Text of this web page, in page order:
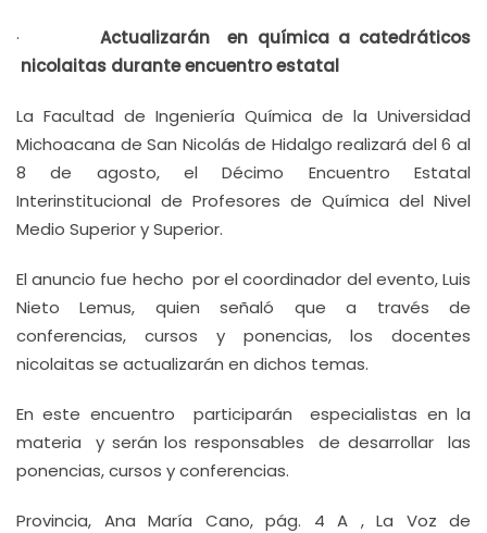
· Actualizarán en química a catedráticos
nicolaitas durante encuentro estatal
La Facultad de Ingeniería Química de la Universidad
Michoacana de San Nicolás de Hidalgo realizará del 6 al
8 de agosto, el Décimo Encuentro Estatal
Interinstitucional de Profesores de Química del Nivel
Medio Superior y Superior.
El anuncio fue hecho por el coordinador del evento, Luis
Nieto Lemus, quien señaló que a través de
conferencias, cursos y ponencias, los docentes
nicolaitas se actualizarán en dichos temas.
En este encuentro participarán especialistas en la
materia y serán los responsables de desarrollar las
ponencias, cursos y conferencias.
Provincia, Ana María Cano, pág. 4 A , La Voz de